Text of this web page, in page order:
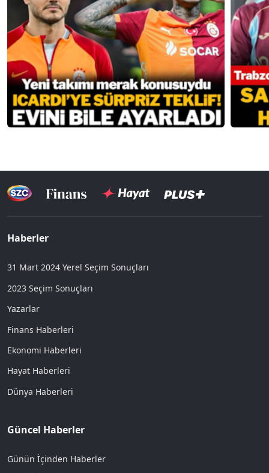
Haberler
31 Mart 2024 Yerel Seçim Sonuçları
2023 Seçim Sonuçları
Yazarlar
Finans Haberleri
Ekonomi Haberleri
Hayat Haberleri
Dünya Haberleri
Güncel Haberler
Günün İçinden Haberler